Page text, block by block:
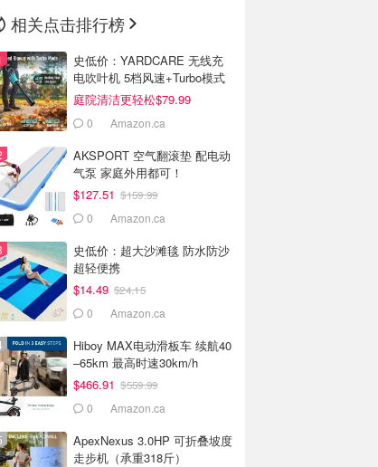
相关点击排行榜
史低价：YARDCARE 无线充
电吹叶机 5档风速+Turbo模式
庭院清洁更轻松$79.99
0 Amazon.ca
AKSPORT 空气翻滚垫 配电动
气泵 家庭外用都可！
$127.51 $159.99
0 Amazon.ca
史低价：超大沙滩毯 防水防沙
超轻便携
$14.49 $24.15
0 Amazon.ca
Hiboy MAX电动滑板车 续航40
–65km 最高时速30km/h
$466.91 $559.99
0 Amazon.ca
ApexNexus 3.0HP 可折叠坡度
走步机（承重318斤）